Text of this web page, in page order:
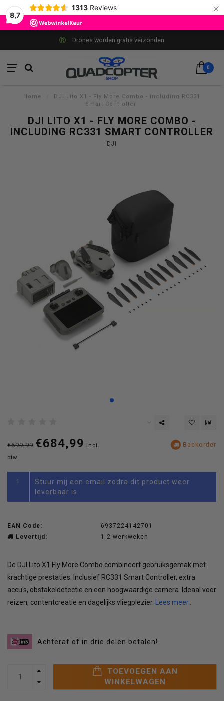
8,7
1313 Reviews ×
Drones worden gratis verzonden
0
Home
DJI Lito X1 - Fly More Combo - including RC331
Smart Controller
DJI LITO X1 - FLY MORE COMBO -
INCLUDING RC331 SMART CONTROLLER
DJI
€699,99 €684,99
Incl.
btw
Backorder
!
Stuur mij een email zodra dit product weer
leverbaar is
EAN Code:
6937224142701
Levertijd:
1-2 werkweken
De DJI Lito X1 Fly More Combo combineert gebruiksgemak met
krachtige prestaties. Inclusief RC331 Smart Controller, extra
accu's, obstakeldetectie en een hoogwaardige camera. Ideaal voor
reizen, contentcreatie en dagelijks vliegplezier. Lees meer..
Achteraf of in drie delen betalen!
TOEVOEGEN AAN
WINKELWAGEN